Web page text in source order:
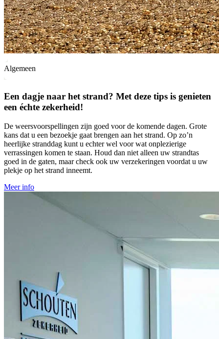
Algemeen
Een dagje naar het strand? Met deze tips is genieten
een échte zekerheid!
De weersvoorspellingen zijn goed voor de komende dagen. Grote
kans dat u een bezoekje gaat brengen aan het strand. Op zo’n
heerlijke stranddag kunt u echter wel voor wat onplezierige
verrassingen komen te staan. Houd dan niet alleen uw strandtas
goed in de gaten, maar check ook uw verzekeringen voordat u uw
plekje op het strand inneemt.
Meer info